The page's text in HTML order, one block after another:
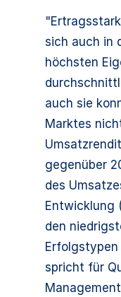
sich auch in
höchsten
auch sie
Marktes
gegenüber
des
Entwicklung
den
Erfolgstypen
spricht für